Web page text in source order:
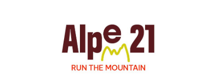
Résultats
Galerie
Infos pratiques